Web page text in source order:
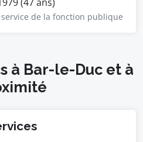
de la fonction publique
à Bar-le-Duc et à